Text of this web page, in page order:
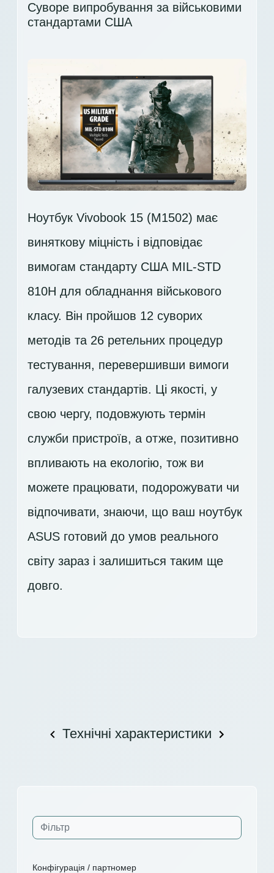
Суворе випробування за військовими
стандартами США
Ноутбук Vivobook 15 (M1502) має
виняткову міцність і відповідає
вимогам стандарту США MIL-STD
810H для обладнання військового
класу. Він пройшов 12 суворих
методів та 26 ретельних процедур
тестування, перевершивши вимоги
галузевих стандартів. Ці якості, у
свою чергу, подовжують термін
служби пристроїв, а отже, позитивно
впливають на екологію, тож ви
можете працювати, подорожувати чи
відпочивати, знаючи, що ваш ноутбук
ASUS готовий до умов реального
світу зараз і залишиться таким ще
довго.
Технічні характеристики
Конфігурація / партномер